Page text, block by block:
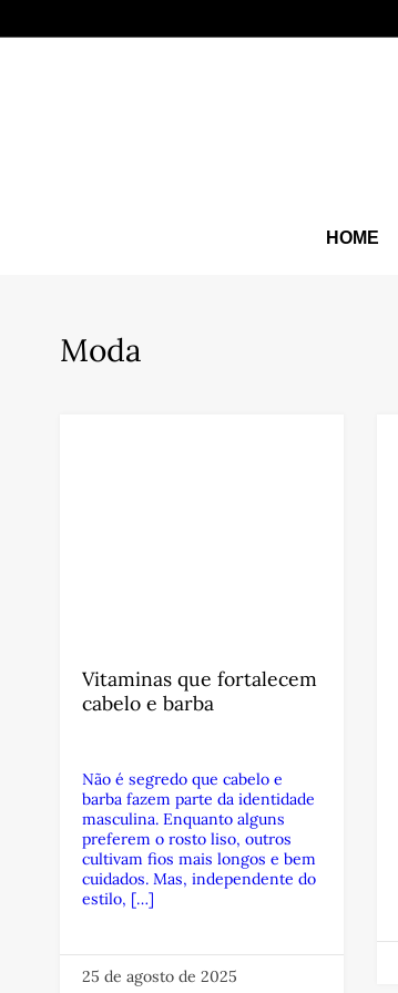
HOME
Moda
Vitaminas que fortalecem
cabelo e barba
Não é segredo que cabelo e
barba fazem parte da identidade
masculina. Enquanto alguns
preferem o rosto liso, outros
cultivam fios mais longos e bem
cuidados. Mas, independente do
estilo, […]
25 de agosto de 2025